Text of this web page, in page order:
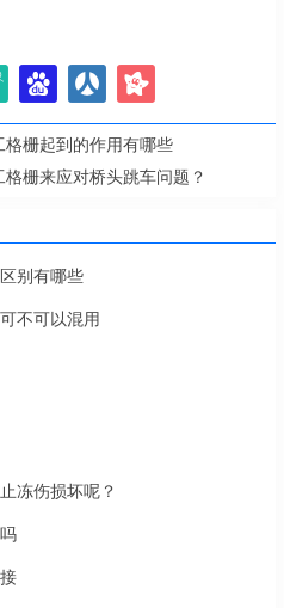
栅起到的作用有哪些
栅来应对桥头跳车问题？
别有哪些
不可以混用
冻伤损坏呢？